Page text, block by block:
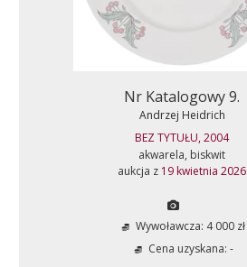
Nr Katalogowy 9.
Andrzej Heidrich
BEZ TYTUŁU, 2004
akwarela, biskwit
aukcja z 19 kwietnia 2026
Wywoławcza: 4 000 zł
Cena uzyskana: -